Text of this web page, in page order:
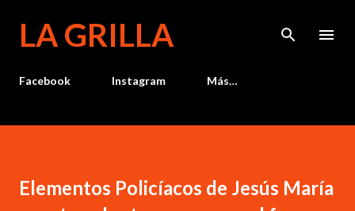
LA GRILLA
Facebook Instagram Más…
Elementos Policíacos de Jesús María